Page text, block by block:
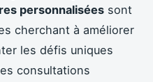
personnalisées sont
cherchant à améliorer
les défis uniques
consultations